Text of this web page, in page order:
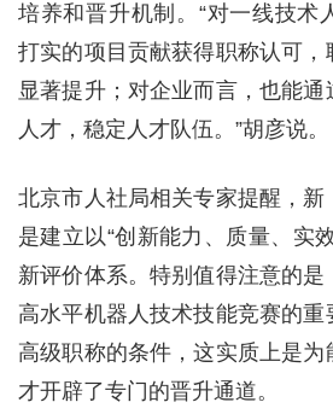
培养和晋升机制。“对一线技术
打实的项目贡献获得职称认可
显著提升；对企业而言，也能
人才，稳定人才队伍。”胡彦说。
北京市人社局相关专家提醒，
是建立以“创新能力、质量、实
新评价体系。特别值得注意的
高水平机器人技术技能竞赛的
高级职称的条件，这实质上是为
才开辟了专门的晋升通道。